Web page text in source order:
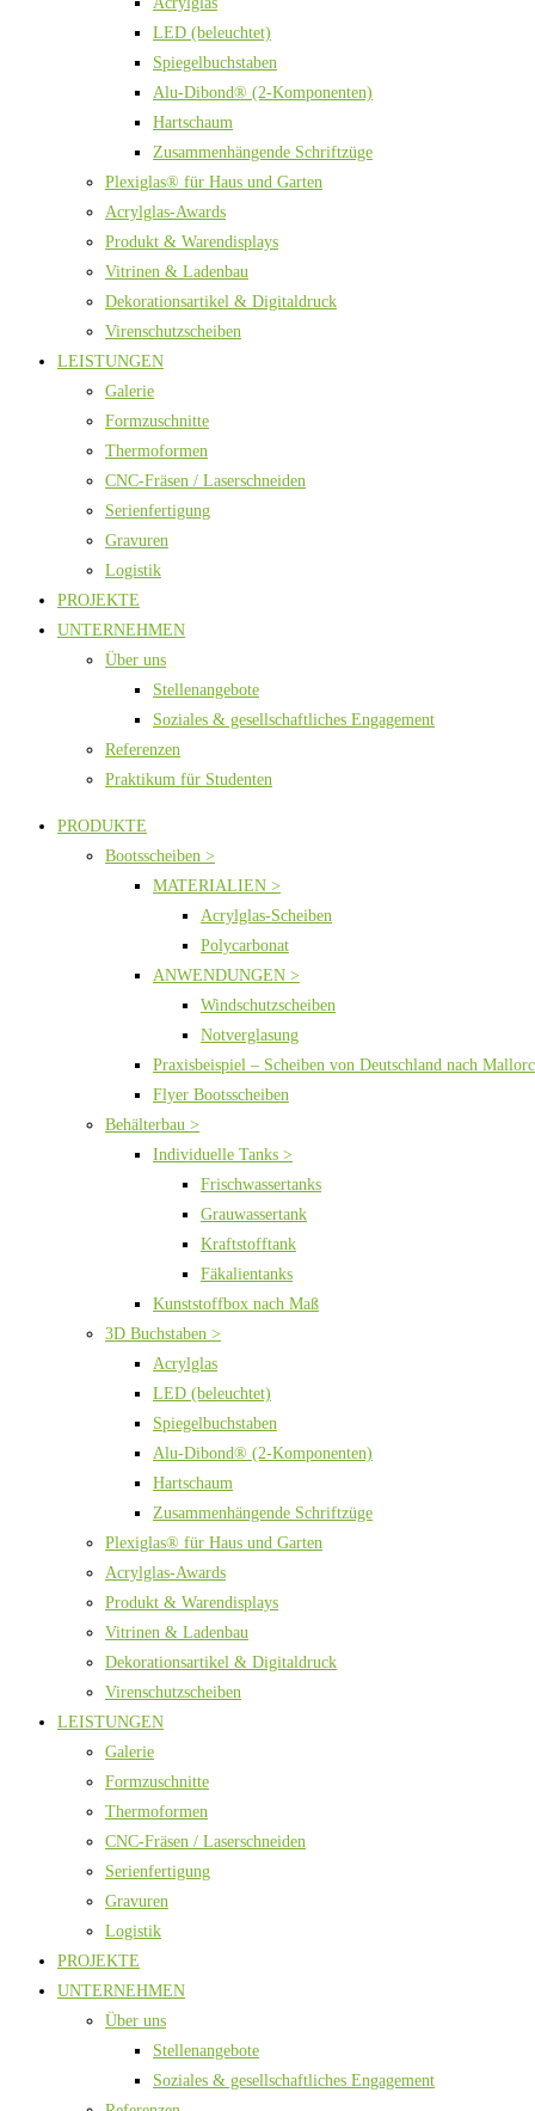
LED (beleuchtet)
Spiegelbuchstaben
Alu-Dibond® (2-Komponenten)
Hartschaum
Zusammenhängende Schriftzüge
Plexiglas® für Haus und Garten
Acrylglas-Awards
Produkt & Warendisplays
Vitrinen & Ladenbau
Dekorationsartikel & Digitaldruck
Virenschutzscheiben
LEISTUNGEN
Galerie
Formzuschnitte
Thermoformen
CNC-Fräsen / Laserschneiden
Serienfertigung
Gravuren
Logistik
PROJEKTE
UNTERNEHMEN
Über uns
Stellenangebote
Soziales & gesellschaftliches Engagement
Referenzen
Praktikum für Studenten
PRODUKTE
Bootsscheiben >
MATERIALIEN >
Acrylglas-Scheiben
Polycarbonat
ANWENDUNGEN >
Windschutzscheiben
Notverglasung
Praxisbeispiel – Scheiben von Deutschland nach
Flyer Bootsscheiben
Behälterbau >
Individuelle Tanks >
Frischwassertanks
Grauwassertank
Kraftstofftank
Fäkalientanks
Kunststoffbox nach Maß
3D Buchstaben >
Acrylglas
LED (beleuchtet)
Spiegelbuchstaben
Alu-Dibond® (2-Komponenten)
Hartschaum
Zusammenhängende Schriftzüge
Plexiglas® für Haus und Garten
Acrylglas-Awards
Produkt & Warendisplays
Vitrinen & Ladenbau
Dekorationsartikel & Digitaldruck
Virenschutzscheiben
LEISTUNGEN
Galerie
Formzuschnitte
Thermoformen
CNC-Fräsen / Laserschneiden
Serienfertigung
Gravuren
Logistik
PROJEKTE
UNTERNEHMEN
Über uns
Stellenangebote
Soziales & gesellschaftliches Engagement